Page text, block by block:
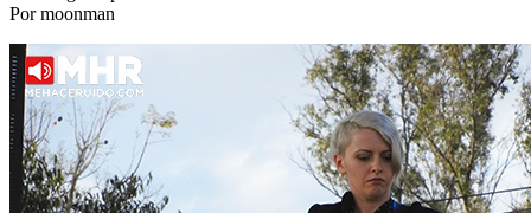
Por moonman